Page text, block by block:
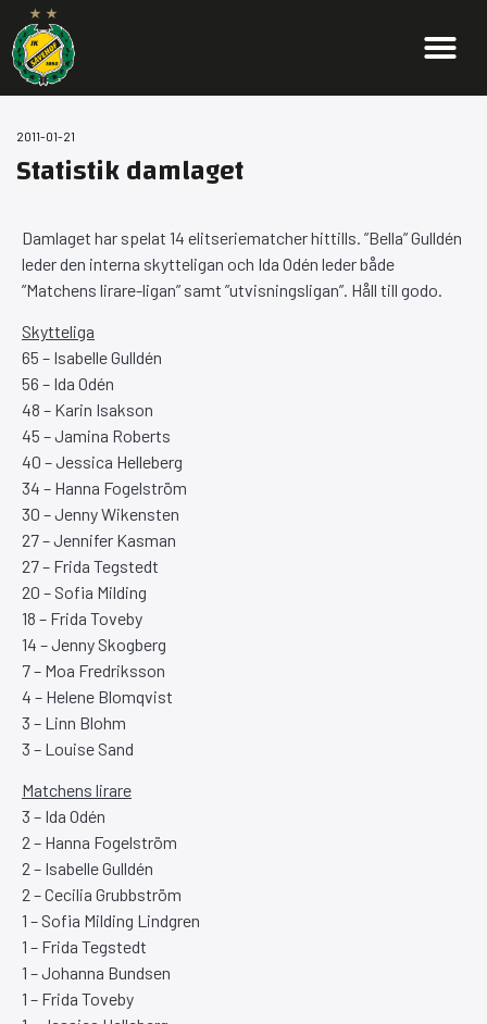
2011-01-21
Statistik damlaget
Damlaget har spelat 14 elitseriematcher hittills. ”Bella” Gulldén
leder den interna skytteligan och Ida Odén leder både
”Matchens lirare-ligan” samt ”utvisningsligan”. Håll till godo.
Skytteliga
65 – Isabelle Gulldén
56 – Ida Odén
48 – Karin Isakson
45 – Jamina Roberts
40 – Jessica Helleberg
34 – Hanna Fogelström
30 – Jenny Wikensten
27 – Jennifer Kasman
27 – Frida Tegstedt
20 – Sofia Milding
18 – Frida Toveby
14 – Jenny Skogberg
7 – Moa Fredriksson
4 – Helene Blomqvist
3 – Linn Blohm
3 – Louise Sand
Matchens lirare
3 – Ida Odén
2 – Hanna Fogelström
2 – Isabelle Gulldén
2 – Cecilia Grubbström
1 – Sofia Milding Lindgren
1 – Frida Tegstedt
1 – Johanna Bundsen
1 – Frida Toveby